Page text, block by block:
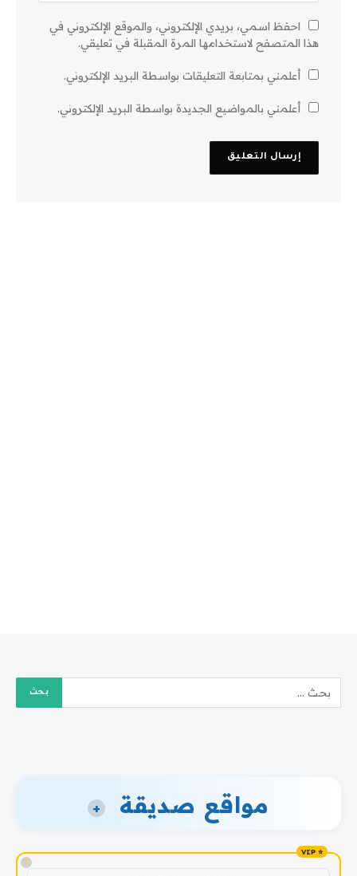
احفظ اسمي، بريدي الإلكتروني، والموقع الإلكتروني في
هذا المتصفح لاستخدامها المرة المقبلة في تعليقي.
أعلمني بمتابعة التعليقات بواسطة البريد الإلكتروني.
أعلمني بالمواضيع الجديدة بواسطة البريد الإلكتروني.
مواقع صديقة +
!